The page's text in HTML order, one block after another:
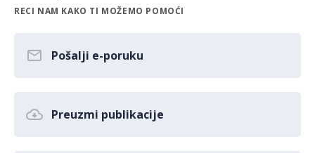
RECI NAM KAKO TI MOŽEMO POMOĆI
Pošalji e-poruku
Preuzmi publikacije